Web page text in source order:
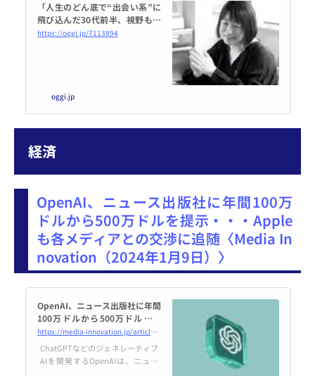
「人生のどん底で“出会い系”に
飛び込んだ30代前半、視野も行
動範囲も広がり大きな収穫が」
https://oggi.jp/7113894
oggi.jp
経済
OpenAI、ニュース出版社に年間100万
ドルから500万ドルを提示・・・Apple
も各メディアとの交渉に追随〈Media In
novation（2024年1月9日）〉
OpenAI、ニュース出版社に年間
100万ドルから500万ドルを提
示・・・Appleも各メディアと
の交渉に追随 | Media Innovati
on / デジタルメディアのイノ
ベーションを加速させる
https://media-innovation.jp/article/2024/01/09/141293.html
ChatGPTなどのジェネレーティブ
AIを開発するOpenAIは、ニュー